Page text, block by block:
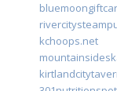
kchoops.net